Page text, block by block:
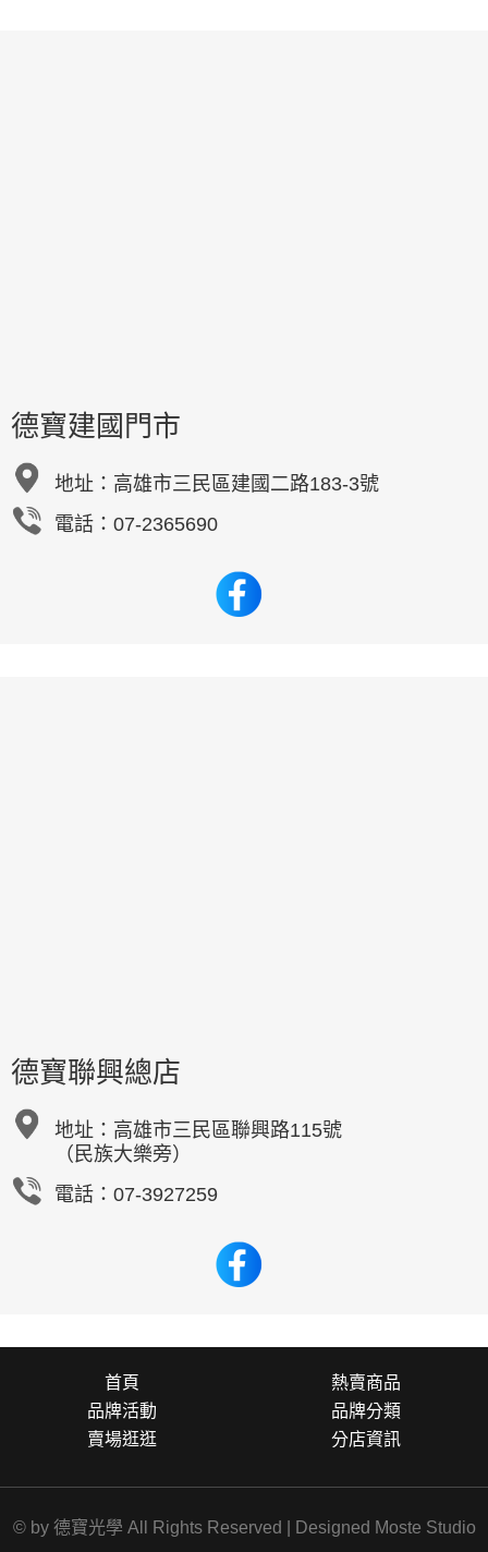
德寶建國門市
地址： 高雄市三民區建國二路183-3號
電話：07-2365690
德寶聯興總店
地址： 高雄市三民區聯興路115號
（民族大樂旁）
電話：07-3927259
首頁
熱賣商品
品牌活動
品牌分類
賣場逛逛
分店資訊
© by 德寶光學 All Rights Reserved | Designed Moste Studio